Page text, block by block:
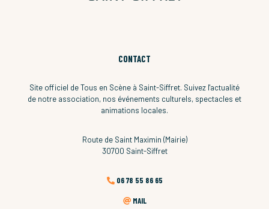
CONTACT
Site officiel de Tous en Scène à Saint-Siffret. Suivez l'actualité
de notre association, nos événements culturels, spectacles et
animations locales.
Route de Saint Maximin (Mairie)
30700 Saint-Siffret
06 78 55 86 65
MAIL